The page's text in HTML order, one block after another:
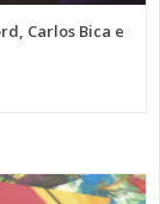
Carlos Bica e